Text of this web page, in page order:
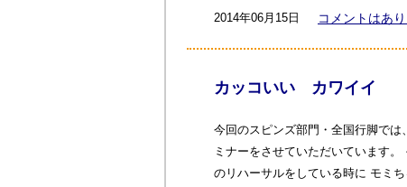
2014年06月15日 コメントはあ
カッコいい カワイイ
今回のスピンズ部門・全国行脚で
ミナーをさせていただいています
のリハーサルをしている時に モミ